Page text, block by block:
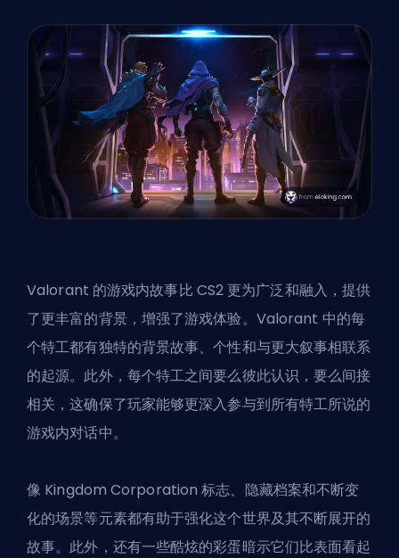
Valorant 的游戏内故事比 CS2 更为广泛和融入，提供
了更丰富的背景，增强了游戏体验。Valorant 中的每
个特工都有独特的背景故事、个性和与更大叙事相联系
的起源。此外，每个特工之间要么彼此认识，要么间接
相关，这确保了玩家能够更深入参与到所有特工所说的
游戏内对话中。
像 Kingdom Corporation 标志、隐藏档案和不断变
化的场景等元素都有助于强化这个世界及其不断展开的
故事。此外，还有一些酷炫的彩蛋暗示它们比表面看起